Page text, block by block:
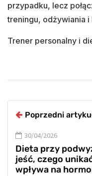
przypadku, lecz
treningu, odżywiania
Trener personalny i
Poprzedni
30/04/2026
Dieta przy
jeść, czego
wpływa na